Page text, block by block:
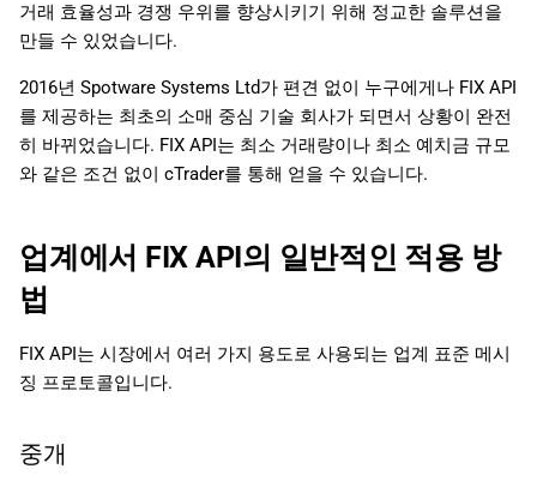
거래 효율성과 경쟁 우위를 향상시키기 위해 정교한 솔루션을
만들 수 있었습니다.
2016년 Spotware Systems Ltd가 편견 없이 누구에게나 FIX API
를 제공하는 최초의 소매 중심 기술 회사가 되면서 상황이 완전
히 바뀌었습니다. FIX API는 최소 거래량이나 최소 예치금 규모
와 같은 조건 없이 cTrader를 통해 얻을 수 있습니다.
업계에서 FIX API의 일반적인 적용 방
법
FIX API는 시장에서 여러 가지 용도로 사용되는 업계 표준 메시
징 프로토콜입니다.
중개